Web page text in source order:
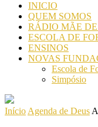
INICIO
QUEM SOMOS
RÁDIO MÃE
ESCOLA DE
ENSINOS
NOVAS
Escola de
Simpósio
Início Agenda de Deus